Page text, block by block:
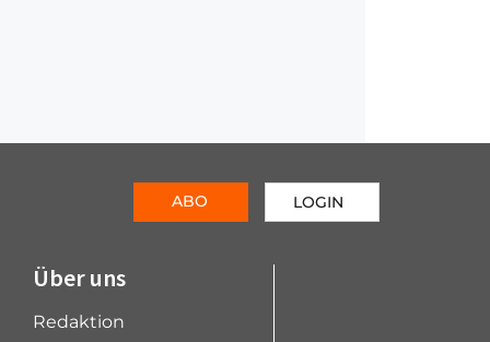
Über uns
Redaktion
ABO LOGIN